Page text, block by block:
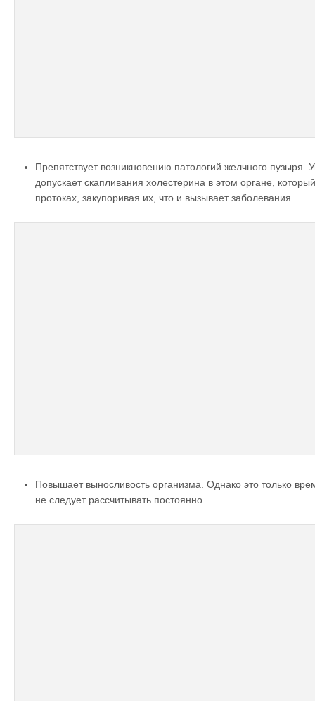
Препятствует возникновению патологий желчного пузыря.
допускает скапливания холестерина в этом органе,
протоках, закупоривая их, что и вызывает заболевания.
Повышает выносливость организма. Однако это только
не следует рассчитывать постоянно.